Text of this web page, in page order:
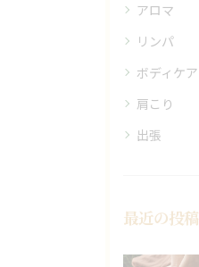
アロマ
リンパ
ボディケア
肩こり
出張
最近の投稿